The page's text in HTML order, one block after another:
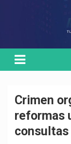
Crimen
reformas